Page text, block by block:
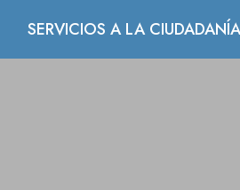
SERVICIOS A LA CIUDADANÍA